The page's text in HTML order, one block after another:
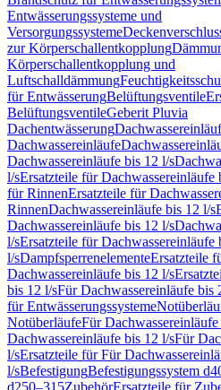
Entwässerungssysteme und
Versorgungssysteme
zur Körperschallentkopplung
Körperschallentkopplung und
Luftschalldämmung
für EntwässerungBelüftungsventile
BelüftungsventileGeberit Pluvia
Dachentwässerung
Dachwassereinläufe
Dachwassereinläufe bis 12 l/s
l/sErsatzteile für Dachwassereinläufe
für RinnenErsatzteile für
RinnenDachwassereinläufe bis 12 l/s
Dachwassereinläufe bis 12 l/s
l/sErsatzteile für Dachwassereinläufe
l/sDampfsperrenelementeErsatzteile
Dachwassereinläufe bis 12 l/s
bis 12 l/sFür Dachwassereinläufe bis
für Entwässerungssysteme
NotüberläufeFür
Dachwassereinläufe bis 12 l/sFür
l/sErsatzteile für Für
l/sBefestigungBefestigungssystem
d250–315ZubehörErsatzteile für